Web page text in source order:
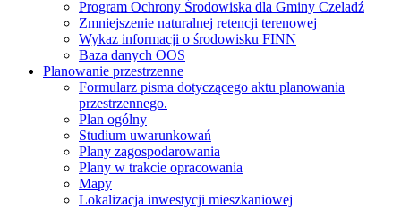
Program Ochrony Środowiska dla Gminy Czeladź
Zmniejszenie naturalnej retencji terenowej
Wykaz informacji o środowisku FINN
Baza danych OOS
Planowanie przestrzenne
Formularz pisma dotyczącego aktu planowania
przestrzennego.
Plan ogólny
Studium uwarunkowań
Plany zagospodarowania
Plany w trakcie opracowania
Mapy
Lokalizacja inwestycji mieszkaniowej